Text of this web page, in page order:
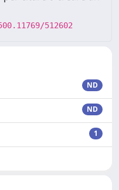
512602
ND
ND
1